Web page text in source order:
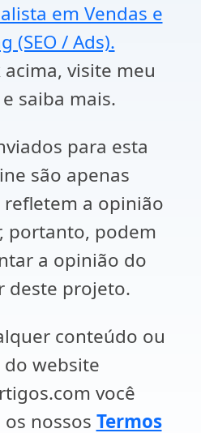
em Vendas e
(SEO / Ads).
visite meu
saiba mais.
para esta
são apenas
a opinião
portanto, podem
a opinião do
deste projeto.
conteúdo ou
website
você
nossos Termos